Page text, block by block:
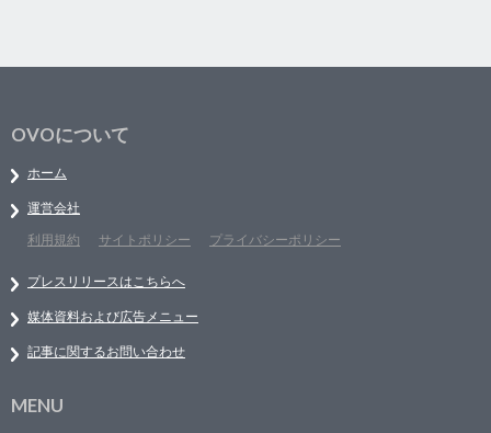
OVOについて
ホーム
運営会社
利用規約
サイトポリシー プライバシーポリシー
プレスリリースはこちらへ
媒体資料および広告メニュー
記事に関するお問い合わせ
MENU